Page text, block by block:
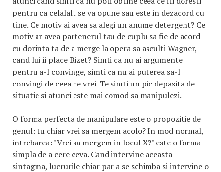
pentru ca celalalt se va opune sau este in dezacord cu
tine. Ce motiv ai avea sa alegi un anume detergent? Ce
motiv ar avea partenerul tau de cuplu sa fie de acord
cu dorinta ta de a merge la opera sa asculti Wagner,
cand lui ii place Bizet? Simti ca nu ai argumente
pentru a-l convinge, simti ca nu ai puterea sa-l
convingi de ceea ce vrei. Te simti un pic depasita de
situatie si atunci este mai comod sa manipulezi.
O forma perfecta de manipulare este o propozitie de
genul: tu chiar vrei sa mergem acolo? In mod normal,
intrebarea: "Vrei sa mergem in locul X?" este o forma
simpla de a cere ceva. Cand intervine aceasta
sintagma, lucrurile chiar par a se schimba si intervine o